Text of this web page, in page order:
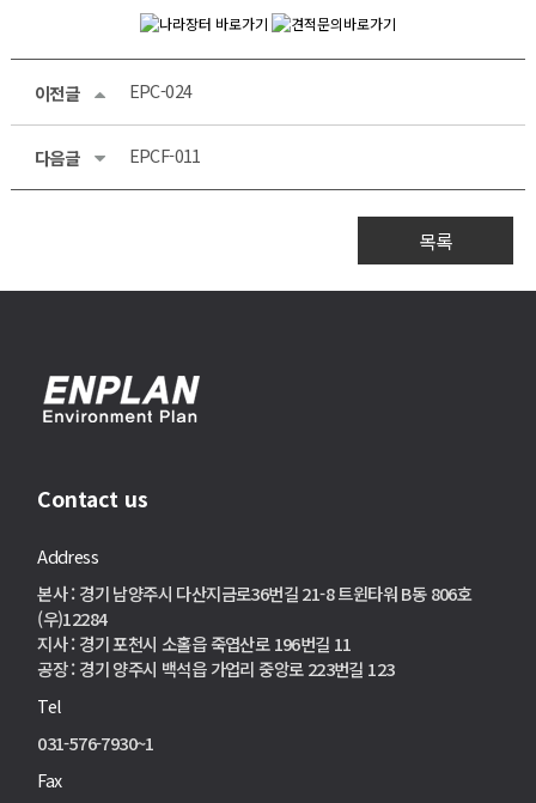
이전글 EPC-024
다음글 EPCF-011
목록
Contact us
Address
본사 : 경기 남양주시 다산지금로36번길 21-8 트윈타워 B동 806호
(우)12284
지사 : 경기 포천시 소홀읍 죽엽산로 196번길 11
공장 : 경기 양주시 백석읍 가업리 중앙로 223번길 123
Tel
031-576-7930~1
Fax